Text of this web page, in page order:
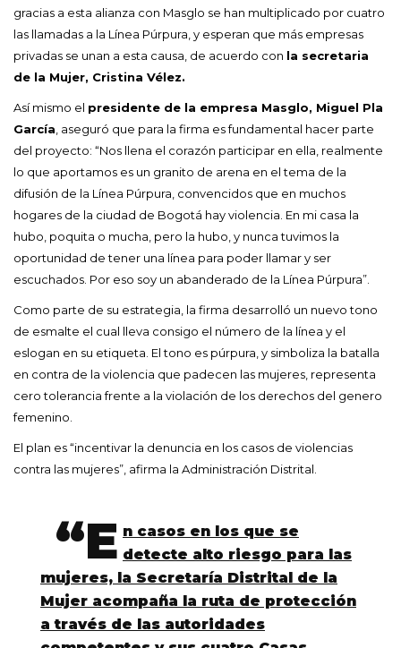
gracias a esta alianza con Masglo se han multiplicado por cuatro
las llamadas a la Línea Púrpura, y esperan que más empresas
privadas se unan a esta causa, de acuerdo con la secretaria
de la Mujer, Cristina Vélez.
Así mismo el presidente de la empresa Masglo, Miguel Pla
García, aseguró que para la firma es fundamental hacer parte
del proyecto: “Nos llena el corazón participar en ella, realmente
lo que aportamos es un granito de arena en el tema de la
difusión de la Línea Púrpura, convencidos que en muchos
hogares de la ciudad de Bogotá hay violencia. En mi casa la
hubo, poquita o mucha, pero la hubo, y nunca tuvimos la
oportunidad de tener una línea para poder llamar y ser
escuchados. Por eso soy un abanderado de la Línea Púrpura”.
Como parte de su estrategia, la firma desarrolló un nuevo tono
de esmalte el cual lleva consigo el número de la línea y el
eslogan en su etiqueta. El tono es púrpura, y simboliza la batalla
en contra de la violencia que padecen las mujeres, representa
cero tolerancia frente a la violación de los derechos del genero
femenino.
El plan es “incentivar la denuncia en los casos de violencias
contra las mujeres”, afirma la Administración Distrital.
“E n casos en los que se
detecte alto riesgo para las
mujeres, la Secretaría Distrital de la
Mujer acompaña la ruta de protección
a través de las autoridades